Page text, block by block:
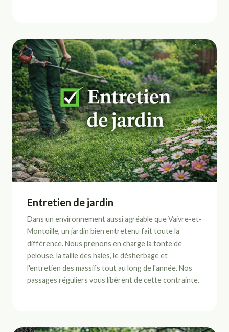
Entretien de jardin
Dans un environnement aussi agréable que Vaivre-et-
Montoille, un jardin bien entretenu fait toute la
différence. Nous prenons en charge la tonte de
pelouse, la taille des haies, le désherbage et
l'entretien des massifs tout au long de l'année. Nos
passages réguliers vous libèrent de cette contrainte.